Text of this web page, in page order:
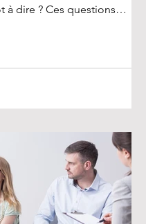
à dire ? Ces questions